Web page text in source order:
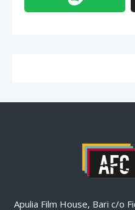
Apulia Film House, Bari c/o